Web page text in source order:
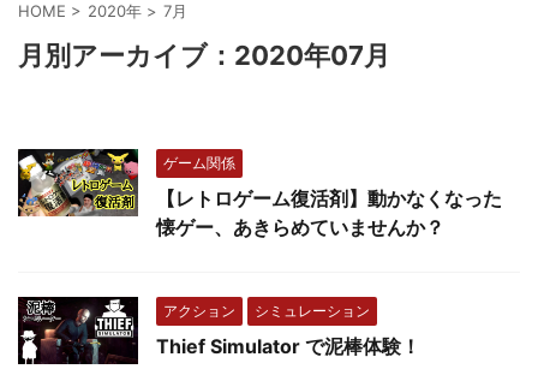
HOME > 2020年 > 7月
月別アーカイブ：2020年07月
ゲーム関係
【レトロゲーム復活剤】動かなくなった
懐ゲー、あきらめていませんか？
アクション シミュレーション
Thief Simulator で泥棒体験！